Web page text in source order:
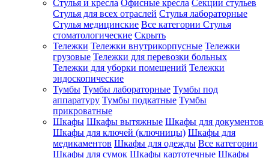
Стулья и кресла Офисные кресла Секции стульев
Стулья для всех отраслей Стулья лабораторные
Стулья медицинские Все категории Стулья
стоматологические Скрыть
Тележки Тележки внутрикорпусные Тележки
грузовые Тележки для перевозки больных
Тележки для уборки помещений Тележки
эндоскопические
Тумбы Тумбы лабораторные Тумбы под
аппаратуру Тумбы подкатные Тумбы
прикроватные
Шкафы Шкафы вытяжные Шкафы для документов
Шкафы для ключей (ключницы) Шкафы для
медикаментов Шкафы для одежды Все категории
Шкафы для сумок Шкафы картотечные Шкафы